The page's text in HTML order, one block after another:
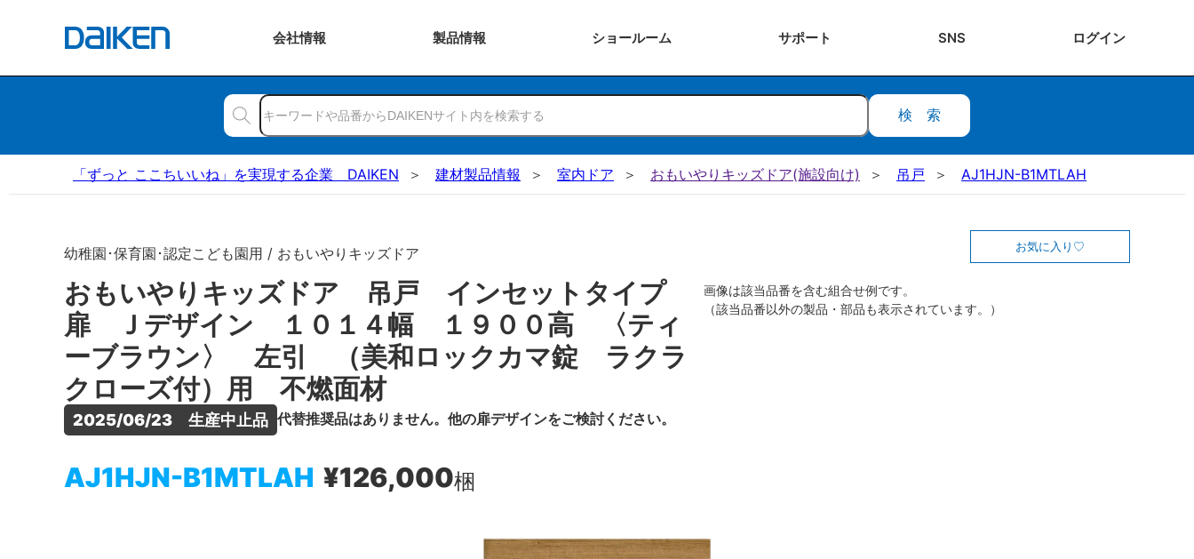
会社情報 製品情報 ショールーム サポート SNS ログイン
検索
「ずっと ここちいいね」を実現する企業 DAIKEN 建材製品情報 室内ドア おもいやりキッズドア(施設向け) 吊戸 AJ1HJN-B1MTLAH
幼稚園･保育園･認定こども園用 / おもいやりキッズドア
おもいやりキッズドア 吊戸 インセットタイプ
扉 Ｊデザイン １０１４幅 １９００高 〈ティ
ーブラウン〉 左引 （美和ロックカマ錠 ラクラ
クローズ付）用 不燃面材
2025/06/23　生産中止品 代替推奨品はありません。他の扉デザインをご検討ください。
AJ1HJN-B1MTLAH ¥126,000梱
お気に入り
画像は該当品番を含む組合せ例です。
（該当品番以外の製品・部品も表示されています。）